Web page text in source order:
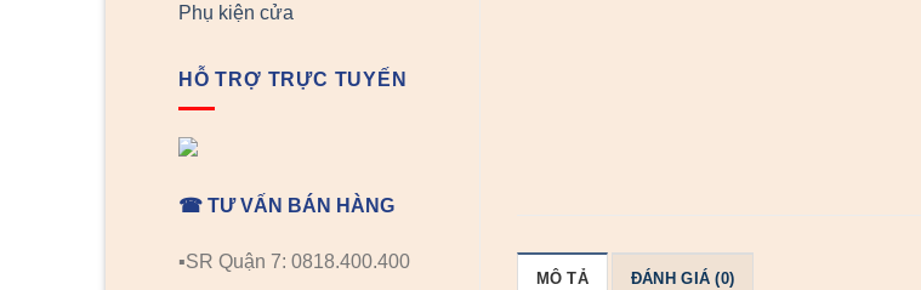
Phụ kiện cửa
HỖ TRỢ TRỰC TUYẾN
☎ TƯ VẤN BÁN HÀNG
▪️SR Quận 7: 0818.400.400
MÔ TẢ ĐÁNH GIÁ (0)